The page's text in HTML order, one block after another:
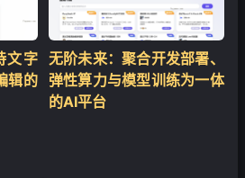
文字
辑的
无阶未来：聚合开发部署、
弹性算力与模型训练为一体
的AI平台